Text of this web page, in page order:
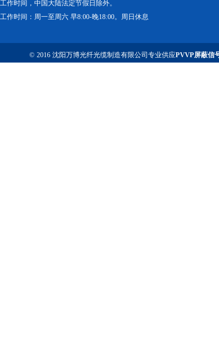
工作时间，中国大陆法定节假日除外。
工作时间：周一至周六 早8:00-晚18:00。周日休息
© 2016 沈阳万博光纤光缆制造有限公司专业供应PVVP屏蔽信